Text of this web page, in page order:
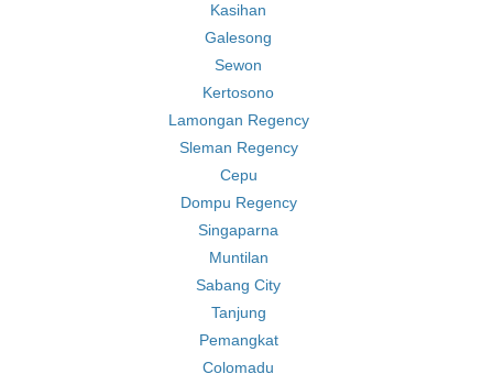
Kasihan
Galesong
Sewon
Kertosono
Lamongan Regency
Sleman Regency
Cepu
Dompu Regency
Singaparna
Muntilan
Sabang City
Tanjung
Pemangkat
Colomadu